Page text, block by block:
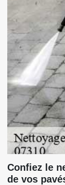
Confiez le
de vos